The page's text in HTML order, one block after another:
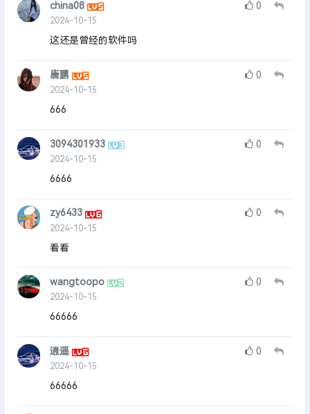
china08
2024-10-15
0
这还是曾经的软件吗
唐鹏
2024-10-15
0
666
3094301933
2024-10-15
0
6666
zy6433
2024-10-15
0
看看
wangtoopo
2024-10-15
0
66666
逍遥
2024-10-15
0
66666